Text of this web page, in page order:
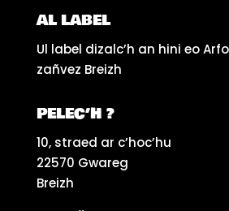
AL LABEL
Ul label dizalc’h an hini eo
zañvez Breizh
PELEC’H ?
10, straed ar c’hoc’hu
22570 Gwareg
Breizh